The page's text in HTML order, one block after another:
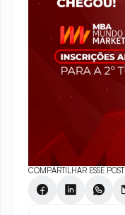
COMPARTILHAR ESSE POST